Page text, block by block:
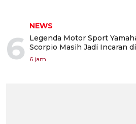
6
NEWS
Legenda Motor Sport
Scorpio Masih Jadi Incaran
6 jam